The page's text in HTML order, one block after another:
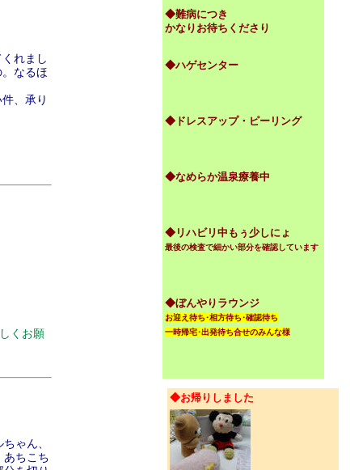
れまし
なるほ
、承り
くお願
ゃん、
あちこち
◆難病につき
かなりお待ちくださり
◆ハゲセンター
◆ドレスアップ・ピーリング
◆なめらか温泉療養中
◆リハビリ中もぅ少しにょ
最後の検査で細かい部分を確認しています
◆ぼんやりラウンジ
お迎え待ち･相方待ち･確認待ち
一時帰宅･出発待ち合せのみんな様
◆お帰りしました